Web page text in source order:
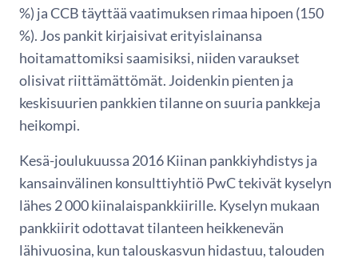
%) ja CCB täyttää vaatimuksen rimaa hipoen (150
%). Jos pankit kirjaisivat erityislainansa
hoitamattomiksi saamisiksi, niiden varaukset
olisivat riittämättömät. Joidenkin pienten ja
keskisuurien pankkien tilanne on suuria pankkeja
heikompi.
Kesä-joulukuussa 2016 Kiinan pankkiyhdistys ja
kansainvälinen konsulttiyhtiö PwC tekivät kyselyn
lähes 2 000 kiinalaispankkiirille. Kyselyn mukaan
pankkiirit odottavat tilanteen heikkenevän
lähivuosina, kun talouskasvun hidastuu, talouden